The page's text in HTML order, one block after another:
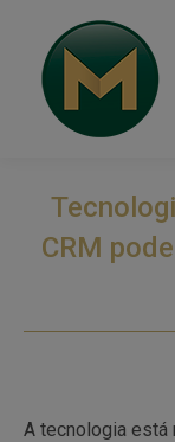
CRM
A tecnologia está